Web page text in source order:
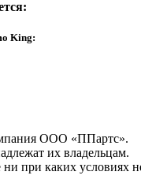
King:
ООО «ППартс».
их владельцам.
при каких условиях